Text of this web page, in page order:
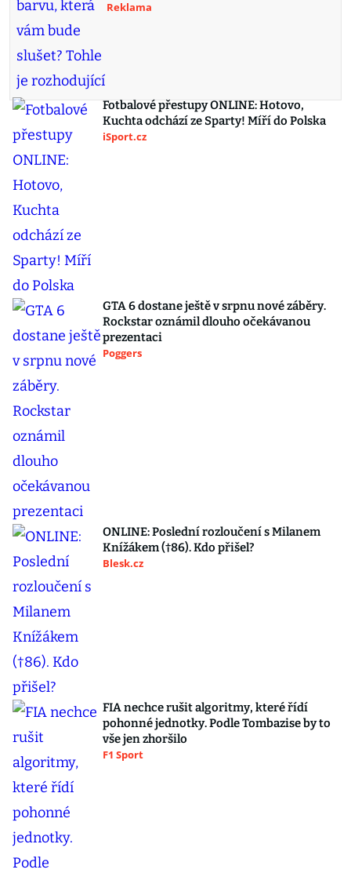
Reklama
Fotbalové přestupy ONLINE: Hotovo,
Kuchta odchází ze Sparty! Míří do Polska
iSport.cz
GTA 6 dostane ještě v srpnu nové záběry.
Rockstar oznámil dlouho očekávanou
prezentaci
Poggers
ONLINE: Poslední rozloučení s Milanem
Knížákem (†86). Kdo přišel?
Blesk.cz
FIA nechce rušit algoritmy, které řídí
pohonné jednotky. Podle Tombazise by to
vše jen zhoršilo
F1 Sport